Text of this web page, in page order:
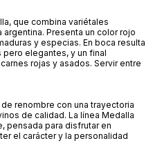
que combina variétales
Presenta un color rojo
y especias. En boca resulta
elegantes, y un final
rojas y asados. Servir entre
renombre con una trayectoria
de calidad. La línea Medalla
pensada para disfrutar en
el carácter y la personalidad